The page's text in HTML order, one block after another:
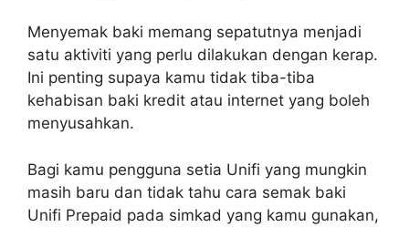
Menyemak baki memang sepatutnya menjadi
satu aktiviti yang perlu dilakukan dengan kerap.
Ini penting supaya kamu tidak tiba-tiba
kehabisan baki kredit atau internet yang boleh
menyusahkan.
Bagi kamu pengguna setia Unifi yang mungkin
masih baru dan tidak tahu cara semak baki
Unifi Prepaid pada simkad yang kamu gunakan,